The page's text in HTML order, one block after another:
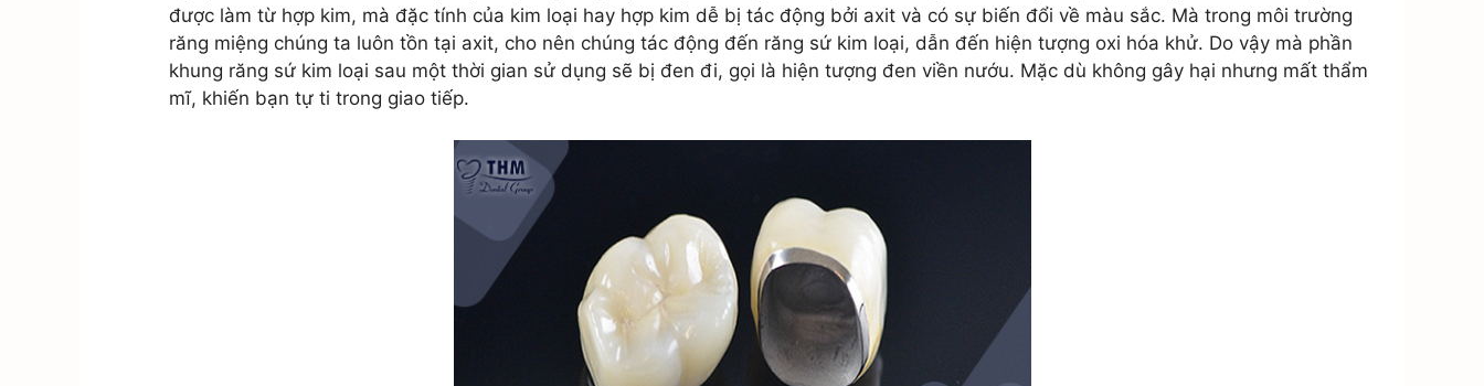
được làm từ hợp kim, mà đặc tính của kim loại hay hợp kim dễ bị tác động bởi axit và có sự biến đổi về màu sắc. Mà trong môi trường
răng miệng chúng ta luôn tồn tại axit, cho nên chúng tác động đến răng sứ kim loại, dẫn đến hiện tượng oxi hóa khử. Do vậy mà phần
khung răng sứ kim loại sau một thời gian sử dụng sẽ bị đen đi, gọi là hiện tượng đen viền nướu. Mặc dù không gây hại nhưng mất thẩm
mĩ, khiến bạn tự ti trong giao tiếp.